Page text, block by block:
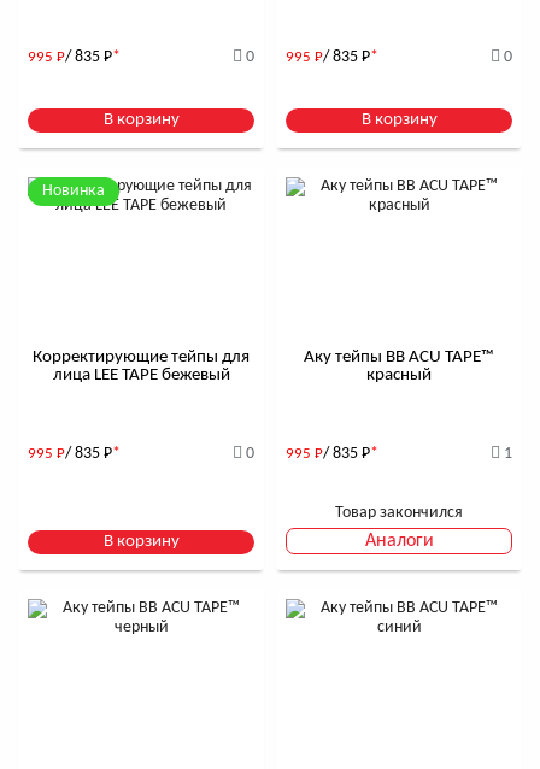
995 Р/ 835 Р* 0
В корзину
995 Р/ 835 Р* 0
В корзину
Новинка
Корректирующие тейпы для
лица LEE TAPE бежевый
995 Р/ 835 Р* 0
В корзину
Аку тейпы BB ACU TAPE™
красный
995 Р/ 835 Р* 1
Товар закончился
Аналоги